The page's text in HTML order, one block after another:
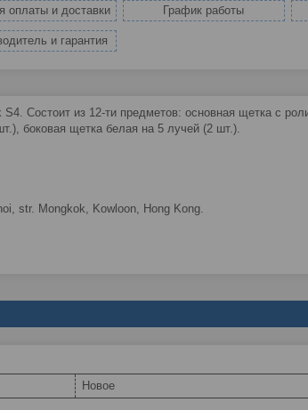
оплаты и доставки График работы
и гарантия
Состоит из 12-ти предметов: основная щетка с
боковая щетка белая на 5 лучей (2 шт.).
str. Mongkok, Kowloon, Hong Kong.
Новое